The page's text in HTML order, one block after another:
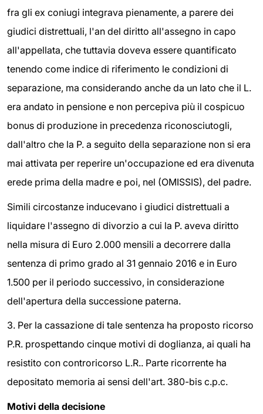
fra gli ex coniugi integrava pienamente, a parere dei
giudici distrettuali, l'an del diritto all'assegno in capo
all'appellata, che tuttavia doveva essere quantificato
tenendo come indice di riferimento le condizioni di
separazione, ma considerando anche da un lato che il L.
era andato in pensione e non percepiva più il cospicuo
bonus di produzione in precedenza riconosciutogli,
dall'altro che la P. a seguito della separazione non si era
mai attivata per reperire un'occupazione ed era divenuta
erede prima della madre e poi, nel (OMISSIS), del padre.
Simili circostanze inducevano i giudici distrettuali a
liquidare l'assegno di divorzio a cui la P. aveva diritto
nella misura di Euro 2.000 mensili a decorrere dalla
sentenza di primo grado al 31 gennaio 2016 e in Euro
1.500 per il periodo successivo, in considerazione
dell'apertura della successione paterna.
3. Per la cassazione di tale sentenza ha proposto ricorso
P.R. prospettando cinque motivi di doglianza, ai quali ha
resistito con controricorso L.R.. Parte ricorrente ha
depositato memoria ai sensi dell'art. 380-bis c.p.c.
Motivi della decisione